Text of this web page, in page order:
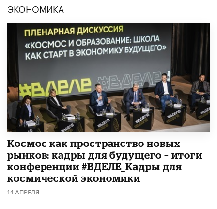
ЭКОНОМИКА
Космос как пространство новых
рынков: кадры для будущего – итоги
конференции #ВДЕЛЕ_Кадры для
космической экономики
14 АПРЕЛЯ